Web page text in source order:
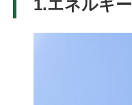
1.エネルギー